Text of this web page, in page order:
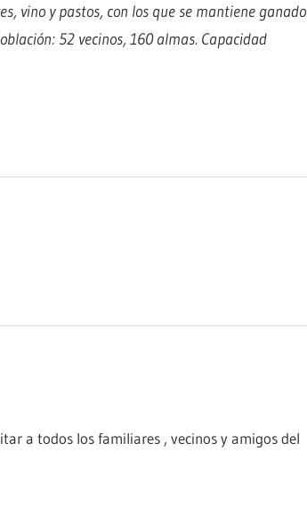
vino y pastos, con los que se mantiene ganado
52 vecinos, 160 almas. Capacidad
a todos los familiares , vecinos y amigos del